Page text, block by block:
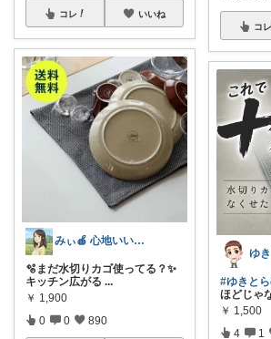
コレ いいね
みぃ🍎 心地いい暮らし
🫧まだ水切りカゴ使ってる？✨
キッチン広がる ...
￥ 1,900
0 0 890
コレ
#ゆきと
ほどじゃ
￥ 1,500
4 1